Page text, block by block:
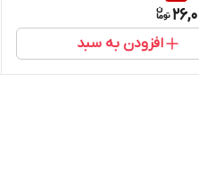
افزودن به سبد